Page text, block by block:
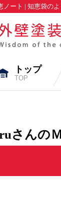
ノート | 知恵袋の
トップ
TOP
さんの